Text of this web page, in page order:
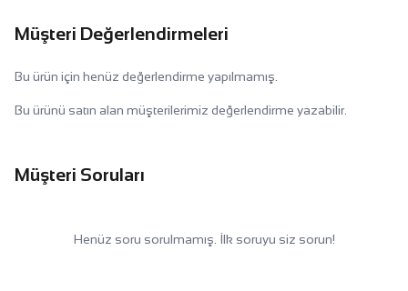
Müşteri Değerlendirmeleri
Bu ürün için henüz değerlendirme yapılmamış.
Bu ürünü satın alan müşterilerimiz değerlendirme yazabilir.
Müşteri Soruları
Henüz soru sorulmamış. İlk soruyu siz sorun!